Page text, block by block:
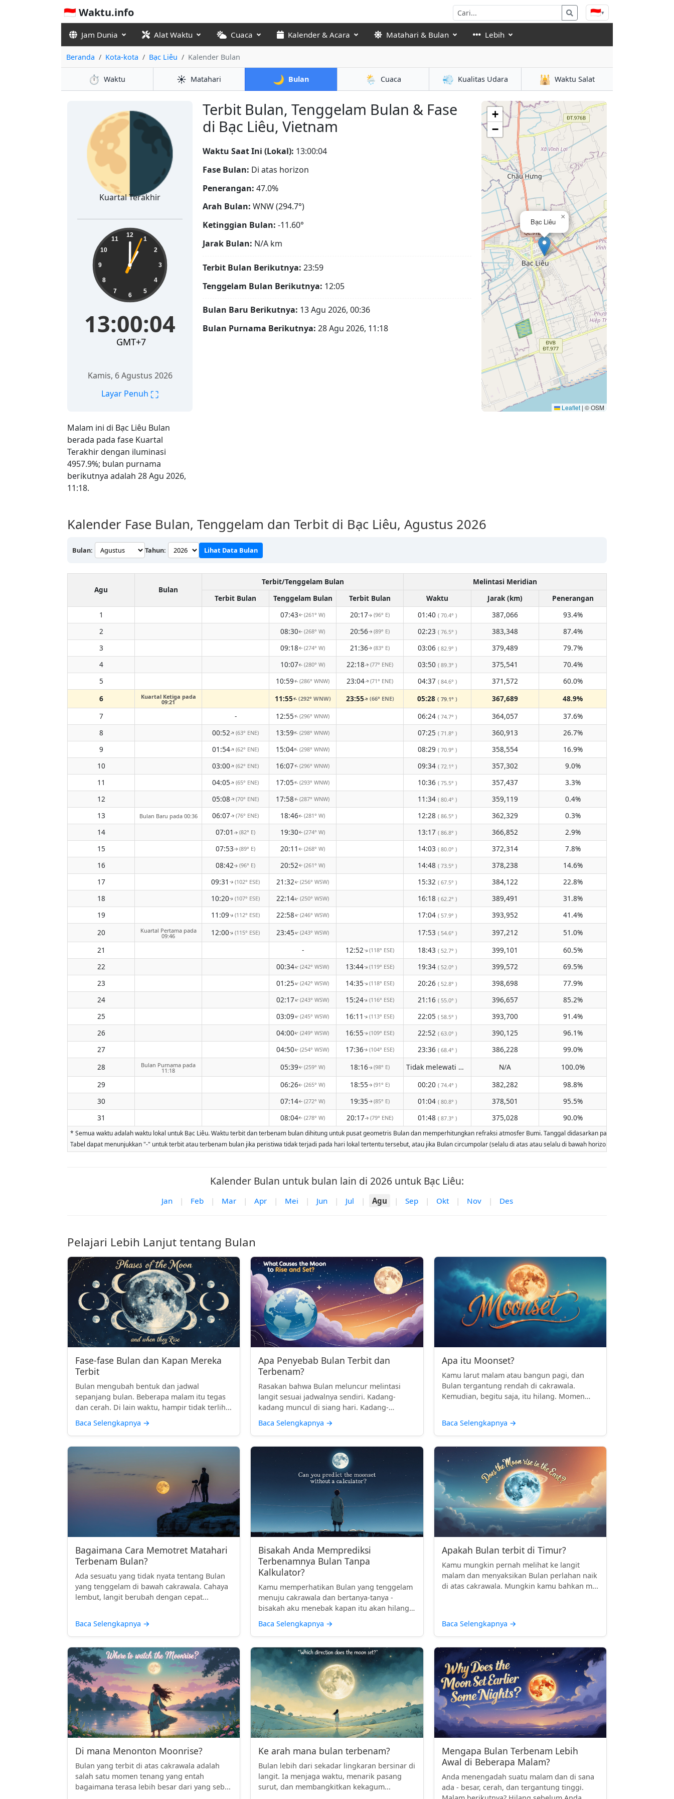
🇮🇩 Waktu.info 🇮🇩▾
Jam Dunia Alat Waktu Cuaca Kalender & Acara Matahari & Bulan Lebih
Beranda Kota-kota Bạc Liêu Kalender Bulan
⏱️ Waktu ☀️ Matahari 🌙 Bulan 🌦️ Cuaca 💨 Kualitas Udara 🕌 Waktu Salat
Terbit Bulan, Tenggelam Bulan & Fase
di Bạc Liêu, Vietnam
Malam ini di Bạc Liêu Bulan
berada pada fase Kuartal
Terakhir dengan iluminasi
4957.9%; bulan purnama
berikutnya adalah 28 Agu 2026,
11:18.
🌗
Kuartal Terakhir
13:00:05 12
1
2
3
4
5
6
7
8
9
10
11
13:00:05
GMT+7
Kamis, 6 Agustus 2026
Layar Penuh ⛶
Waktu Saat Ini (Lokal): 13:00:05
Fase Bulan: Di atas horizon
Penerangan: 47.0%
Arah Bulan: WNW (294.7°)
Ketinggian Bulan: -11.60°
Jarak Bulan: N/A km
Terbit Bulan Berikutnya: 23:59
Tenggelam Bulan Berikutnya: 12:05
Bulan Baru Berikutnya: 13 Agu 2026, 00:36
Bulan Purnama Berikutnya: 28 Agu 2026, 11:18
Bạc Liêu
×
+
−
Leaflet | © OSM
Kalender Fase Bulan, Tenggelam dan Terbit di Bạc Liêu, Agustus 2026
Bulan: Tahun: Lihat Data Bulan
Agu Bulan
Terbit/Tenggelam Bulan
Melintasi Meridian
Terbit Bulan
Tenggelam Bulan Terbit Bulan Waktu Jarak (km)
Penerangan
1
07:43↑(261° W) 20:17↑(96° E) 01:40 ( 70.4° ) 387,066
93.4%
2
08:30↑(268° W) 20:56↑(89° E) 02:23 ( 76.5° ) 383,348
87.4%
3
09:18↑(274° W) 21:36↑(83° E) 03:06 ( 82.9° ) 379,489
79.7%
4
10:07↑(280° W) 22:18↑(77° ENE) 03:50 ( 89.3° ) 375,541
70.4%
5
10:59↑(286° WNW) 23:04↑(71° ENE) 04:37 ( 84.6° ) 371,572
60.0%
6
Kuartal Ketiga pada
09:21 11:55↑(292° WNW) 23:55↑(66° ENE) 05:28 ( 79.1° ) 367,689
48.9%
7
- 12:55↑(296° WNW) 06:24 ( 74.7° ) 364,057
37.6%
8
00:52↑(63° ENE) 13:59↑(298° WNW) 07:25 ( 71.8° ) 360,913
26.7%
9
01:54↑(62° ENE) 15:04↑(298° WNW) 08:29 ( 70.9° ) 358,554
16.9%
10
03:00↑(62° ENE) 16:07↑(296° WNW) 09:34 ( 72.1° ) 357,302
9.0%
11
04:05↑(65° ENE) 17:05↑(293° WNW) 10:36 ( 75.5° ) 357,437
3.3%
12
05:08↑(70° ENE) 17:58↑(287° WNW) 11:34 ( 80.4° ) 359,119
0.4%
13
Bulan Baru pada 00:36 06:07↑(76° ENE) 18:46↑(281° W) 12:28 ( 86.5° ) 362,329
0.3%
14
07:01 ↑(82° E) 19:30↑(274° W) 13:17 ( 86.8° ) 366,852
2.9%
15
07:53↑(89° E) 20:11 ↑(268° W) 14:03 ( 80.0° ) 372,314
7.8%
16
08:42↑(96° E) 20:52↑(261° W) 14:48 ( 73.5° ) 378,238
14.6%
17
09:31 ↑(102° ESE) 21:32↑(256° WSW) 15:32 ( 67.5° ) 384,122
22.8%
18
10:20↑(107° ESE) 22:14↑(250° WSW) 16:18 ( 62.2° ) 389,491
31.8%
19
11:09↑(112° ESE) 22:58↑(246° WSW) 17:04 ( 57.9° ) 393,952
41.4%
20
Kuartal Pertama pada
09:46 12:00↑(115° ESE) 23:45↑(243° WSW) 17:53 ( 54.6° ) 397,212
51.0%
21
- 12:52↑(118° ESE) 18:43 ( 52.7° ) 399,101
60.5%
22
00:34↑(242° WSW) 13:44↑(119° ESE) 19:34 ( 52.0° ) 399,572
69.5%
23
01:25↑(242° WSW) 14:35↑(118° ESE) 20:26 ( 52.8° ) 398,698
77.9%
24
02:17↑(243° WSW) 15:24↑(116° ESE) 21:16 ( 55.0° ) 396,657
85.2%
25
03:09↑(245° WSW) 16:11 ↑(113° ESE) 22:05 ( 58.5° ) 393,700
91.4%
26
04:00↑(249° WSW) 16:55↑(109° ESE) 22:52 ( 63.0° ) 390,125
96.1%
27
04:50↑(254° WSW) 17:36↑(104° ESE) 23:36 ( 68.4° ) 386,228
99.0%
28
Bulan Purnama pada
11:18 05:39↑(259° W) 18:16↑(98° E) Tidak melewati meridian ( N/A )N/A
100.0%
29
06:26↑(265° W) 18:55↑(91° E) 00:20 ( 74.4° ) 382,282
98.8%
30
07:14↑(272° W) 19:35↑(85° E) 01:04 ( 80.8° ) 378,501
95.5%
31
08:04↑(278° W) 20:17↑(79° ENE) 01:48 ( 87.3° ) 375,028 90.0%
* Semua waktu adalah waktu lokal untuk Bạc Liêu. Waktu terbit dan terbenam bulan dihitung untuk pusat geometris Bulan dan memperhitungkan refraksi atmosfer Bumi. Tanggal didasarkan pada kalender
Tabel dapat menunjukkan "-" untuk terbit atau terbenam bulan jika peristiwa tidak terjadi pada hari lokal tertentu tersebut, atau jika Bulan circumpolar (selalu di atas atau selalu di bawah horizon). Dua terbit atau
Kalender Bulan untuk bulan lain di 2026 untuk Bạc Liêu:
Jan | Feb | Mar | Apr | Mei | Jun | Jul | Agu | Sep | Okt | Nov | Des
Pelajari Lebih Lanjut tentang Bulan
Fase-fase Bulan dan Kapan Mereka
Terbit
Bulan mengubah bentuk dan jadwal
sepanjang bulan. Beberapa malam itu tegas
dan cerah. Di lain waktu, hampir tidak terlih...
Baca Selengkapnya →
Apa Penyebab Bulan Terbit dan
Terbenam?
Rasakan bahwa Bulan meluncur melintasi
langit sesuai jadwalnya sendiri. Kadang-
kadang muncul di siang hari. Kadang-
kadan...
Baca Selengkapnya →
Apa itu Moonset?
Kamu larut malam atau bangun pagi, dan
Bulan tergantung rendah di cakrawala.
Kemudian, begitu saja, itu hilang. Momen
Baca Selengkapnya →
Bagaimana Cara Memotret Matahari
Terbenam Bulan?
Ada sesuatu yang tidak nyata tentang Bulan
yang tenggelam di bawah cakrawala. Cahaya
lembut, langit berubah dengan cepat...
Baca Selengkapnya →
Bisakah Anda Memprediksi
Terbenamnya Bulan Tanpa
Kalkulator?
Kamu memperhatikan Bulan yang tenggelam
menuju cakrawala dan bertanya-tanya -
bisakah aku menebak kapan itu akan hilang
Baca Selengkapnya →
Apakah Bulan terbit di Timur?
Kamu mungkin pernah melihat ke langit
malam dan menyaksikan Bulan perlahan naik
di atas cakrawala. Mungkin kamu bahkan m...
Baca Selengkapnya →
Di mana Menonton Moonrise?
Bulan yang terbit di atas cakrawala adalah
salah satu momen tenang yang entah
bagaimana terasa lebih besar dari yang seb...
Ke arah mana bulan terbenam?
Bulan lebih dari sekadar lingkaran bersinar di
langit. Ia menjaga waktu, menarik pasang
surut, dan membangkitkan kekagum...
Mengapa Bulan Terbenam Lebih
Awal di Beberapa Malam?
Anda menengadah suatu malam dan di sana
ada - besar, cerah, dan tergantung tinggi.